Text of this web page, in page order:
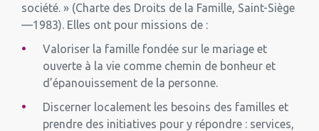
société. » (Charte des Droits de la Famille, Saint-Siège
—1983). Elles ont pour missions de :
Valoriser la famille fondée sur le mariage et
ouverte à la vie comme chemin de bonheur et
d’épanouissement de la personne.
Discerner localement les besoins des familles et
prendre des initiatives pour y répondre : services,